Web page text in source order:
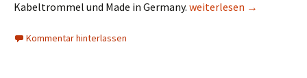
Kabeltrommel und Made in Germany. as – Schwabe
weiterlesen →
Kommentar hinterlassen